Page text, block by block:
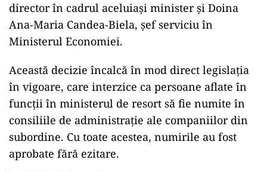
director în cadrul aceluiași minister și Doina
Ana-Maria Candea-Biela, șef serviciu în
Ministerul Economiei.
Această decizie încalcă în mod direct legislația
în vigoare, care interzice ca persoane aflate în
funcții în ministerul de resort să fie numite în
consiliile de administrație ale companiilor din
subordine. Cu toate acestea, numirile au fost
aprobate fără ezitare.